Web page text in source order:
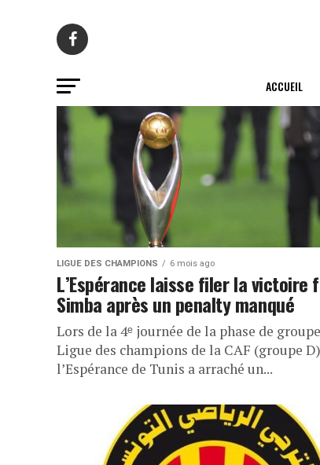
ACCUEIL
LIGUE DES CHAMPIONS 6 mois ago
L’Espérance laisse filer la victoire
Simba après un penalty manqué
Lors de la 4ᵉ journée de la phase de
Ligue des champions de la CAF (groupe
l’Espérance de Tunis a arraché un...